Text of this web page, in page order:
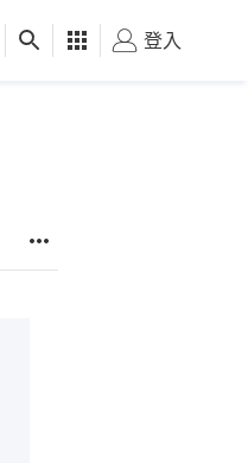
健康 好食玩飛
登入